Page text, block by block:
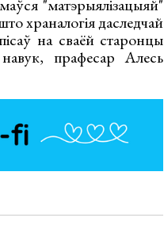
"матэрыялізацыяй"
храналогія даследчай
на сваёй старонцы
прафесар Алесь